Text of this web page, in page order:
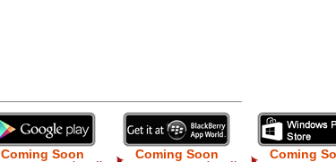
Coming Soon Coming Soon Coming